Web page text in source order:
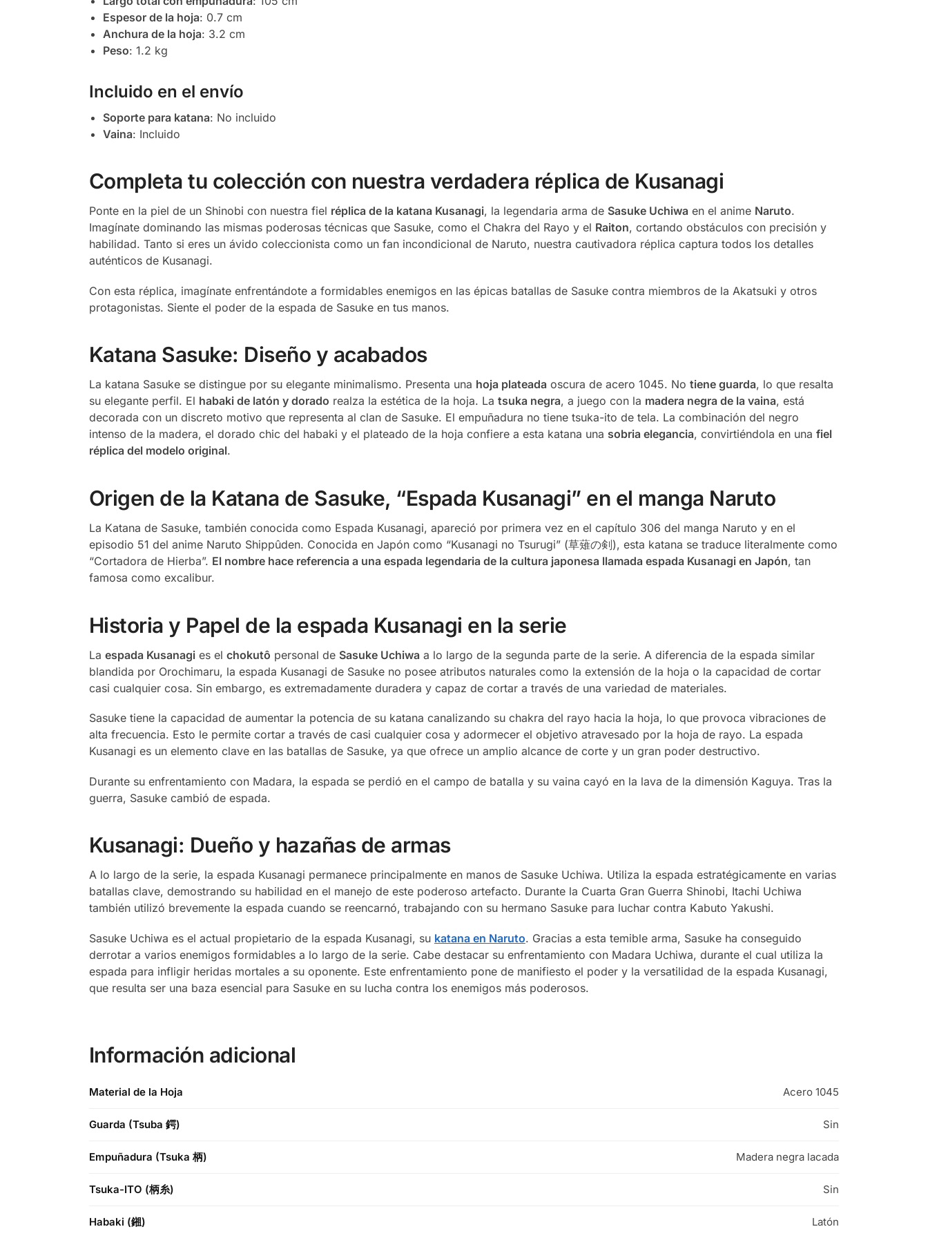
Espesor de la hoja: 0.7 cm
Anchura de la hoja: 3.2 cm
Peso: 1.2 kg
Incluido en el envío
Soporte para katana: No incluido
Vaina: Incluido
Completa tu colección con nuestra verdadera réplica de Kusanagi
Ponte en la piel de un Shinobi con nuestra fiel réplica de la katana Kusanagi, la legendaria arma de Sasuke Uchiwa en el anime Naruto.
Imagínate dominando las mismas poderosas técnicas que Sasuke, como el Chakra del Rayo y el Raiton, cortando obstáculos con precisión y
habilidad. Tanto si eres un ávido coleccionista como un fan incondicional de Naruto, nuestra cautivadora réplica captura todos los detalles
auténticos de Kusanagi.
Con esta réplica, imagínate enfrentándote a formidables enemigos en las épicas batallas de Sasuke contra miembros de la Akatsuki y otros
protagonistas. Siente el poder de la espada de Sasuke en tus manos.
Katana Sasuke: Diseño y acabados
La katana Sasuke se distingue por su elegante minimalismo. Presenta una hoja plateada oscura de acero 1045. No tiene guarda, lo que resalta
su elegante perfil. El habaki de latón y dorado realza la estética de la hoja. La tsuka negra, a juego con la madera negra de la vaina, está
decorada con un discreto motivo que representa al clan de Sasuke. El empuñadura no tiene tsuka-ito de tela. La combinación del negro
intenso de la madera, el dorado chic del habaki y el plateado de la hoja confiere a esta katana una sobria elegancia, convirtiéndola en una fiel
réplica del modelo original.
Origen de la Katana de Sasuke, “Espada Kusanagi” en el manga Naruto
La Katana de Sasuke, también conocida como Espada Kusanagi, apareció por primera vez en el capítulo 306 del manga Naruto y en el
episodio 51 del anime Naruto Shippûden. Conocida en Japón como “Kusanagi no Tsurugi” (草薙の剣), esta katana se traduce literalmente como
“Cortadora de Hierba”. El nombre hace referencia a una espada legendaria de la cultura japonesa llamada espada Kusanagi en Japón, tan
famosa como excalibur.
Historia y Papel de la espada Kusanagi en la serie
La espada Kusanagies el chokutô personal de Sasuke Uchiwa a lo largo de la segunda parte de la serie. A diferencia de la espada similar
blandida por Orochimaru, la espada Kusanagi de Sasuke no posee atributos naturales como la extensión de la hoja o la capacidad de cortar
casi cualquier cosa. Sin embargo, es extremadamente duradera y capaz de cortar a través de una variedad de materiales.
Sasuke tiene la capacidad de aumentar la potencia de su katana canalizando su chakra del rayo hacia la hoja, lo que provoca vibraciones de
alta frecuencia. Esto le permite cortar a través de casi cualquier cosa y adormecer el objetivo atravesado por la hoja de rayo. La espada
Kusanagi es un elemento clave en las batallas de Sasuke, ya que ofrece un amplio alcance de corte y un gran poder destructivo.
Durante su enfrentamiento con Madara, la espada se perdió en el campo de batalla y su vaina cayó en la lava de la dimensión Kaguya. Tras la
guerra, Sasuke cambió de espada.
Kusanagi: Dueño y hazañas de armas
A lo largo de la serie, la espada Kusanagi permanece principalmente en manos de Sasuke Uchiwa. Utiliza la espada estratégicamente en varias
batallas clave, demostrando su habilidad en el manejo de este poderoso artefacto. Durante la Cuarta Gran Guerra Shinobi, Itachi Uchiwa
también utilizó brevemente la espada cuando se reencarnó, trabajando con su hermano Sasuke para luchar contra Kabuto Yakushi.
Sasuke Uchiwa es el actual propietario de la espada Kusanagi, su katana en Naruto. Gracias a esta temible arma, Sasuke ha conseguido
derrotar a varios enemigos formidables a lo largo de la serie. Cabe destacar su enfrentamiento con Madara Uchiwa, durante el cual utiliza la
espada para infligir heridas mortales a su oponente. Este enfrentamiento pone de manifiesto el poder y la versatilidad de la espada Kusanagi,
que resulta ser una baza esencial para Sasuke en su lucha contra los enemigos más poderosos.
Información adicional
Material de la Hoja Acero 1045
Guarda (Tsuba 鍔) Sin
Empuñadura (Tsuka 柄) Madera negra lacada
Tsuka-ITO (柄糸) Sin
Habaki (鎺) Latón